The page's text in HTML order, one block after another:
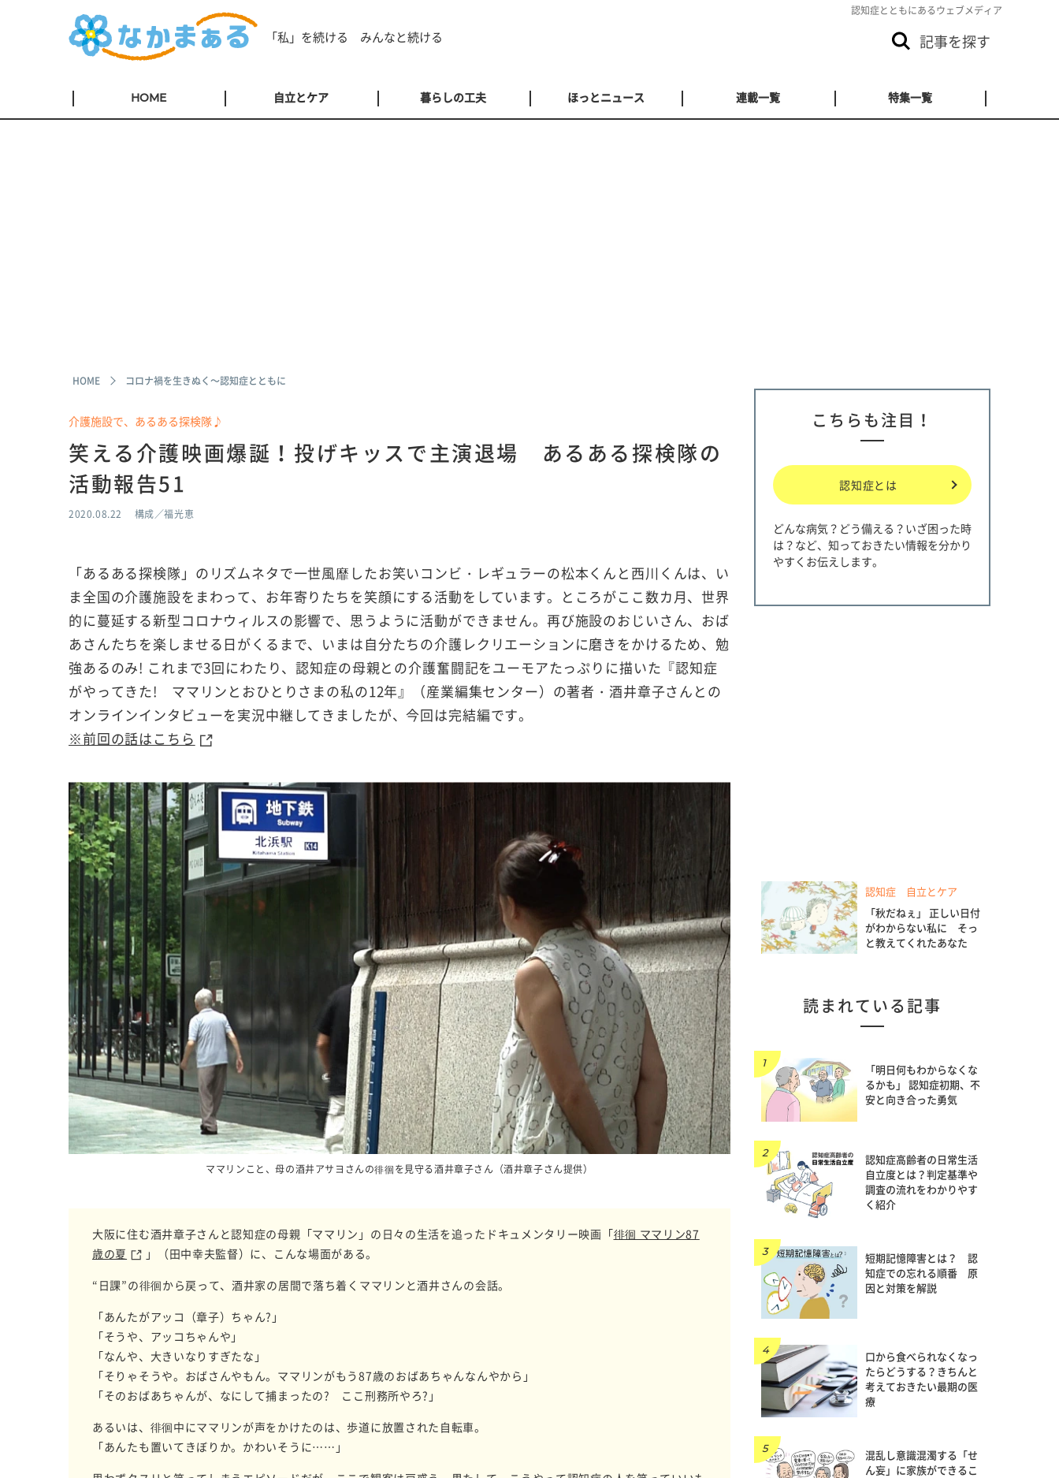
認知症とともにあるウェブメディア
「私」を続ける みんなと続ける 記事を探す
HOME 自立とケア 暮らしの工夫 ほっとニュース 連載一覧 特集一覧
HOME コロナ禍を生きぬく～認知症とともに
介護施設で、あるある探検隊♪
笑える介護映画爆誕！投げキッスで主演退場 あるある探検隊の
活動報告51
2020.08.22 構成／福光恵
「あるある探検隊」のリズムネタで一世風靡したお笑いコンビ・レギュラーの松本くんと西川くんは、い
ま全国の介護施設をまわって、お年寄りたちを笑顔にする活動をしています。ところがここ数カ月、世界
的に蔓延する新型コロナウィルスの影響で、思うように活動ができません。再び施設のおじいさん、おば
あさんたちを楽しませる日がくるまで、いまは自分たちの介護レクリエーションに磨きをかけるため、勉
強あるのみ! これまで3回にわたり、認知症の母親との介護奮闘記をユーモアたっぷりに描いた『認知症
がやってきた! ママリンとおひとりさまの私の12年』（産業編集センター）の著者・酒井章子さんとの
オンラインインタビューを実況中継してきましたが、今回は完結編です。
※前回の話はこちら
ママリンこと、母の酒井アサヨさんの徘徊を見守る酒井章子さん（酒井章子さん提供）
大阪に住む酒井章子さんと認知症の母親「ママリン」の日々の生活を追ったドキュメンタリー映画「徘徊 ママリン87
歳の夏
」（田中幸夫監督）に、こんな場面がある。
“日課”の徘徊から戻って、酒井家の居間で落ち着くママリンと酒井さんの会話。
「あんたがアッコ（章子）ちゃん?」
「そうや、アッコちゃんや」
「なんや、大きいなりすぎたな」
「そりゃそうや。おばさんやもん。ママリンがもう87歳のおばあちゃんなんやから」
「そのおばあちゃんが、なにして捕まったの? ここ刑務所やろ?」
あるいは、徘徊中にママリンが声をかけたのは、歩道に放置された自転車。
「あんたも置いてきぼりか。かわいそうに……」
こちらも注目！
認知症とは
どんな病気？どう備える？いざ困った時
は？など、知っておきたい情報を分かり
やすくお伝えします。
認知症 自立とケア
「秋だねぇ」 正しい日付
がわからない私に そっ
と教えてくれたあなた
読まれている記事
「明日何もわからなくな
るかも」 認知症初期、不
安と向き合った勇気
認知症高齢者の日常生活
自立度とは？判定基準や
調査の流れをわかりやす
く紹介
短期記憶障害とは？ 認
知症での忘れる順番 原
因と対策を解説
口から食べられなくなっ
たらどうする？きちんと
考えておきたい最期の医
療
混乱し意識混濁する「せ
ん妄」に家族ができるこ